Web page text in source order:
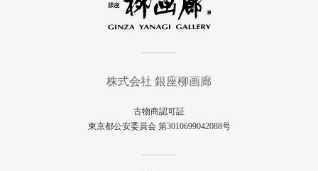
株式会社 銀座柳画廊
古物商認可証
東京都公安委員会 第3010699042088号